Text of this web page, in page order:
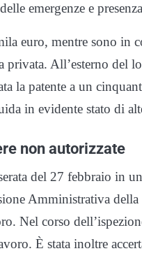
emergenze e
euro, mentre sono in
privata. All’esterno del
la patente a un
in evidente stato di
non autorizzate
del 27 febbraio in
Amministrativa
Nel corso
È stata inoltre